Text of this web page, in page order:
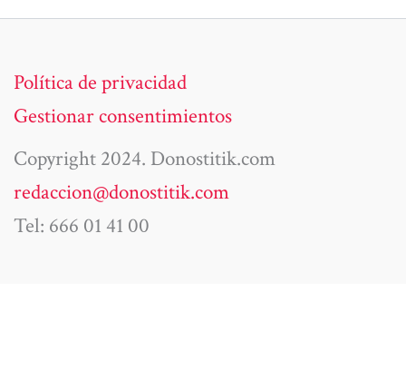
Política de privacidad
Gestionar consentimientos
Copyright 2024. Donostitik.com
redaccion@donostitik.com
Tel: 666 01 41 00